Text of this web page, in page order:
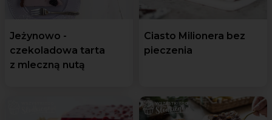
Jeżynowo -
czekoladowa tarta
z mleczną nutą
Ciasto Milionera bez
pieczenia